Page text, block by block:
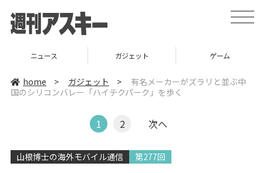
t
o
a
v
ニュース ガジェット ゲーム
home > ガジェット >
有名メーカーがズラリと並ぶ中
国のシリコンバレー「ハイテクパーク」を歩く
1 2 次へ
山根博士の海外モバイル通信 第277回